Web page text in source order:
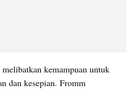
kemampuan untuk
dan kesepian. Fromm